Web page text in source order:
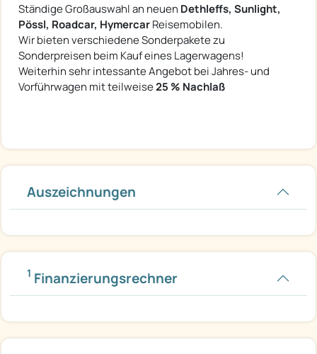
Ständige Großauswahl an neuen Dethleffs, Sunlight,
Pössl, Roadcar, HymercarReisemobilen.
Wir bieten verschiedene Sonderpakete zu
Sonderpreisen beim Kauf eines Lagerwagens!
Weiterhin sehr intessante Angebot bei Jahres- und
Vorführwagen mit teilweise25 % Nachlaß
Auszeichnungen
1 Finanzierungsrechner